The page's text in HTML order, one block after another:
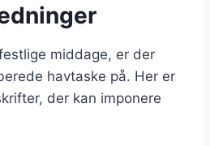
middage, er der
havtaske på. Her er
der kan imponere